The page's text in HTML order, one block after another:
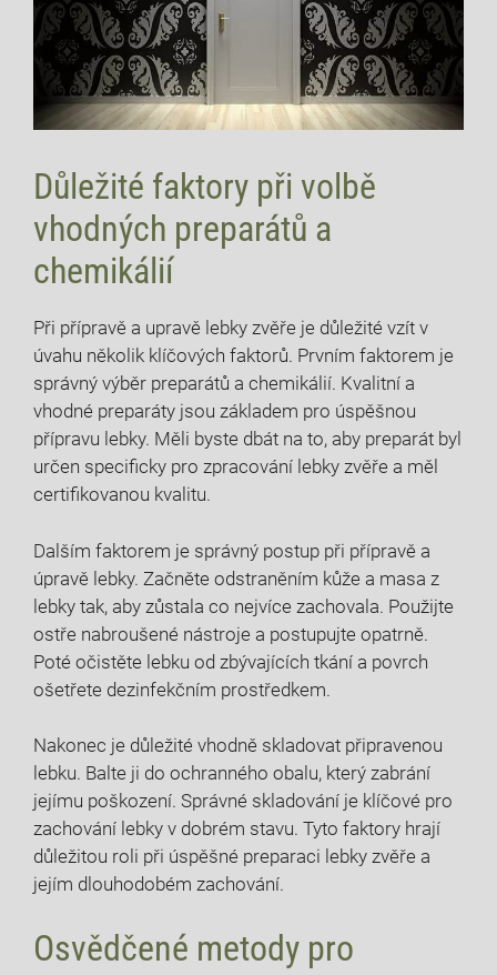
Důležité faktory při volbě
vhodných preparátů a
chemikálií
Při přípravě a upravě lebky zvěře je důležité vzít v
úvahu několik klíčových faktorů. Prvním faktorem je
správný výběr preparátů a chemikálií. Kvalitní a
vhodné preparáty jsou základem pro úspěšnou
přípravu lebky. Měli byste dbát na to, aby preparát byl
určen specificky pro zpracování lebky zvěře a měl
certifikovanou kvalitu.
Dalším faktorem je správný postup při přípravě a
úpravě lebky. Začněte odstraněním kůže a masa z
lebky tak, aby zůstala co nejvíce zachovala. Použijte
ostře nabroušené nástroje a postupujte opatrně.
Poté očistěte lebku od zbývajících tkání a povrch
ošetřete dezinfekčním prostředkem.
Nakonec je důležité vhodně skladovat připravenou
lebku. Balte ji do ochranného obalu, který zabrání
jejímu poškození. Správné skladování je klíčové pro
zachování lebky v dobrém stavu. Tyto faktory hrají
důležitou roli při úspěšné preparaci lebky zvěře a
jejím dlouhodobém zachování.
Osvědčené metody pro